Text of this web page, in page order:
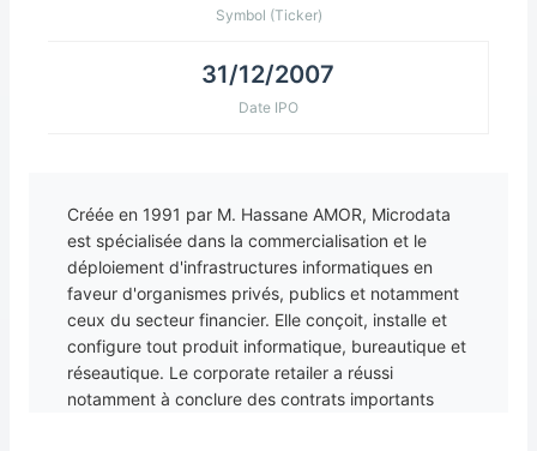
Symbol (Ticker)
31/12/2007
Date IPO
Créée en 1991 par M. Hassane AMOR, Microdata
est spécialisée dans la commercialisation et le
déploiement d'infrastructures informatiques en
faveur d'organismes privés, publics et notamment
ceux du secteur financier. Elle conçoit, installe et
configure tout produit informatique, bureautique et
réseautique. Le corporate retailer a réussi
notamment à conclure des contrats importants